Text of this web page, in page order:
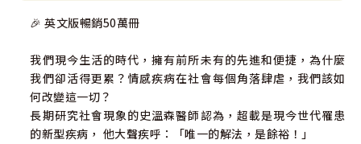
🎉 英文版暢銷50萬冊
我們現今生活的時代，擁有前所未有的先進和便捷，為什麼
我們卻活得更累？情感疾病在社會每個角落肆虐，我們該如
何改變這一切？
長期研究社會現象的史溫森醫師認為，超載是現今世代罹患
的新型疾病， 他大聲疾呼：「唯一的解法，是餘裕！」